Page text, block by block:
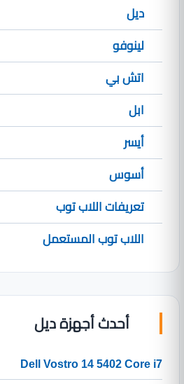
ديل
لينوفو
اتش بي
ابل
أيسر
أسوس
تعريفات اللاب توب
اللاب توب المستعمل
أحدث أجهزة ديل
Dell Vostro 14 5402 Core i7